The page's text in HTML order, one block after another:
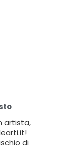
artista,
di